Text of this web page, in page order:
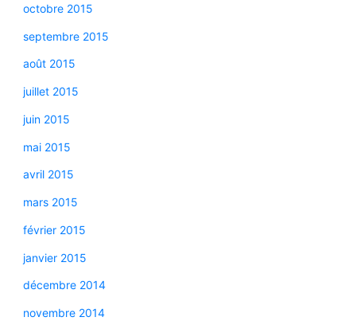
octobre 2015
septembre 2015
août 2015
juillet 2015
juin 2015
mai 2015
avril 2015
mars 2015
février 2015
janvier 2015
décembre 2014
novembre 2014